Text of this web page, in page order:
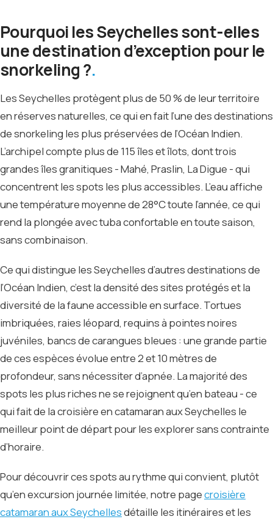
Pourquoi les Seychelles sont-elles
une destination d’exception pour le
snorkeling ?
Les Seychelles protègent plus de 50 % de leur territoire
en réserves naturelles, ce qui en fait l’une des destinations
de snorkeling les plus préservées de l’Océan Indien.
L’archipel compte plus de 115 îles et îlots, dont trois
grandes îles granitiques - Mahé, Praslin, La Digue - qui
concentrent les spots les plus accessibles. L’eau affiche
une température moyenne de 28°C toute l’année, ce qui
rend la plongée avec tuba confortable en toute saison,
sans combinaison.
Ce qui distingue les Seychelles d’autres destinations de
l’Océan Indien, c’est la densité des sites protégés et la
diversité de la faune accessible en surface. Tortues
imbriquées, raies léopard, requins à pointes noires
juvéniles, bancs de carangues bleues : une grande partie
de ces espèces évolue entre 2 et 10 mètres de
profondeur, sans nécessiter d’apnée. La majorité des
spots les plus riches ne se rejoignent qu’en bateau - ce
qui fait de la croisière en catamaran aux Seychelles le
meilleur point de départ pour les explorer sans contrainte
d’horaire.
Pour découvrir ces spots au rythme qui convient, plutôt
qu’en excursion journée limitée, notre pagecroisière
catamaran aux Seychellesdétaille les itinéraires et les